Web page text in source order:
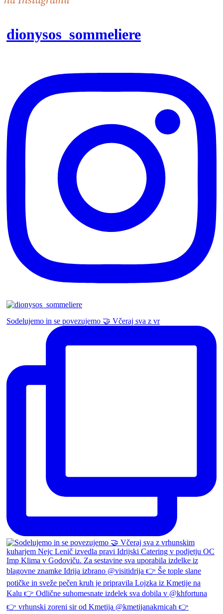
dionysos_sommeliere
Sodelujemo in se povezujemo 🤝 Včeraj sva z vr